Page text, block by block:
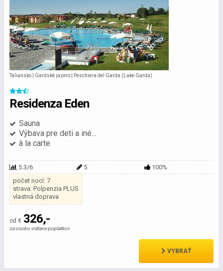
Taliansko | Gardské jazero | Peschiera del Garda (Lake Garda)
Residenza Eden
Sauna
Výbava pre deti a iné...
à la carte
5.3/6 5
100%
počet nocí: 7
strava: Polpenzia PLUS
vlastná doprava
od € 326,-
za osobu vrátane poplatkov
VYBRAŤ